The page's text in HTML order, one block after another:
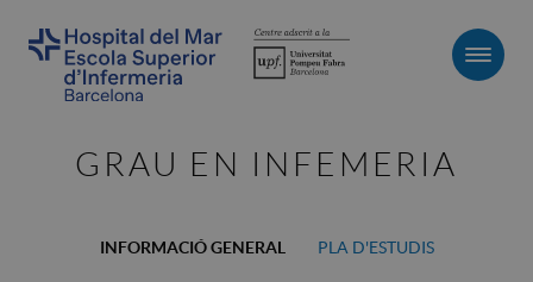
GRAU EN INFEMERIA
INFORMACIÓ GENERAL PLA D'ESTUDIS